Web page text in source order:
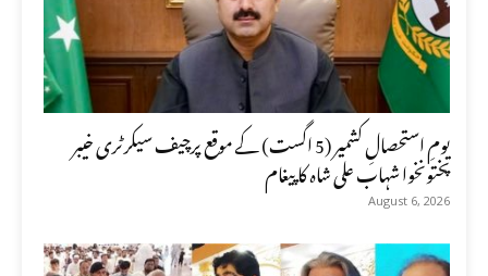
یومِ استحصالِ کشمیر (5 اگست) کے موقع پرچیف سیکرٹری خیبر
پختونخوا شہاب علی شاہ کا پیغام
August 6, 2026